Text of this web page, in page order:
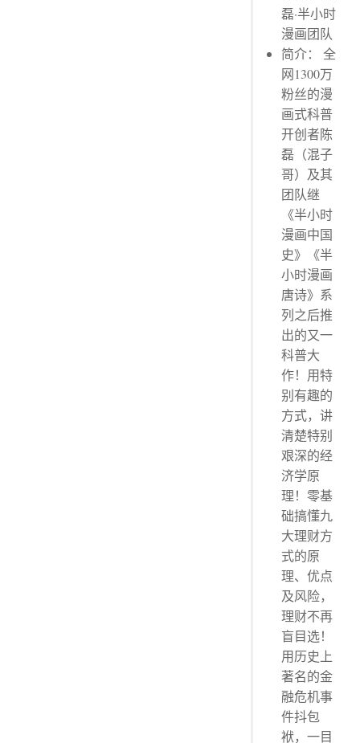
磊·半小时
漫画团队
简介： 全
网1300万
粉丝的漫
画式科普
开创者陈
磊（混子
哥）及其
团队继
《半小时
漫画中国
史》《半
小时漫画
唐诗》系
列之后推
出的又一
科普大
作！用特
别有趣的
方式，讲
清楚特别
艰深的经
济学原
理！零基
础搞懂九
大理财方
式的原
理、优点
及风险，
理财不再
盲目选！
用历史上
著名的金
融危机事
件抖包
袱，一目